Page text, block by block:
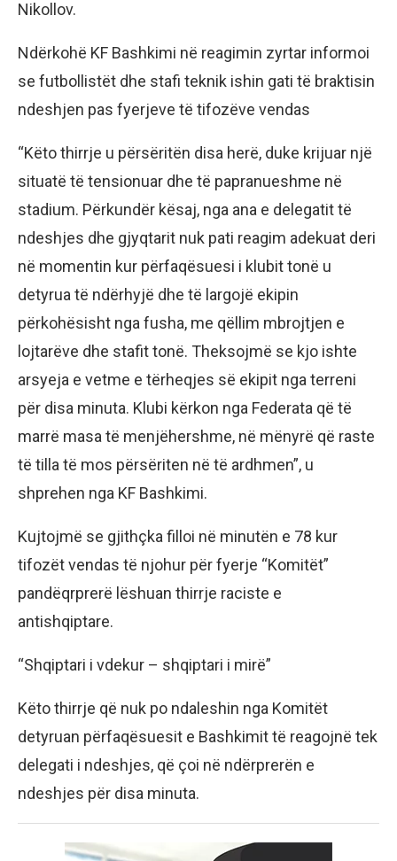
Nikollov.
Ndërkohë KF Bashkimi në reagimin zyrtar informoi
se futbollistët dhe stafi teknik ishin gati të braktisin
ndeshjen pas fyerjeve të tifozëve vendas
“Këto thirrje u përsëritën disa herë, duke krijuar një
situatë të tensionuar dhe të papranueshme në
stadium. Përkundër kësaj, nga ana e delegatit të
ndeshjes dhe gjyqtarit nuk pati reagim adekuat deri
në momentin kur përfaqësuesi i klubit tonë u
detyrua të ndërhyjë dhe të largojë ekipin
përkohësisht nga fusha, me qëllim mbrojtjen e
lojtarëve dhe stafit tonë. Theksojmë se kjo ishte
arsyeja e vetme e tërheqjes së ekipit nga terreni
për disa minuta. Klubi kërkon nga Federata që të
marrë masa të menjëhershme, në mënyrë që raste
të tilla të mos përsëriten në të ardhmen”, u
shprehen nga KF Bashkimi.
Kujtojmë se gjithçka filloi në minutën e 78 kur
tifozët vendas të njohur për fyerje “Komitët”
pandëqrprerë lëshuan thirrje raciste e
antishqiptare.
“Shqiptari i vdekur – shqiptari i mirë”
Këto thirrje që nuk po ndaleshin nga Komitët
detyruan përfaqësuesit e Bashkimit të reagojnë tek
delegati i ndeshjes, që çoi në ndërprerën e
ndeshjes për disa minuta.